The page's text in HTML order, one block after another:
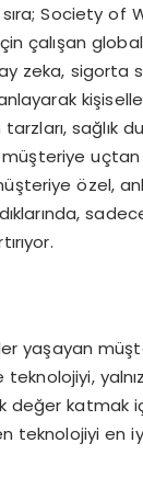
Society of
çalışan
zeka,
sağlık
özel,
yaşayan
katmak
teknolojiyi en